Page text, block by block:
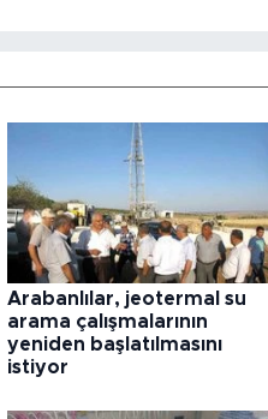
Arabanlılar, jeotermal su
arama çalışmalarının
yeniden başlatılmasını
istiyor